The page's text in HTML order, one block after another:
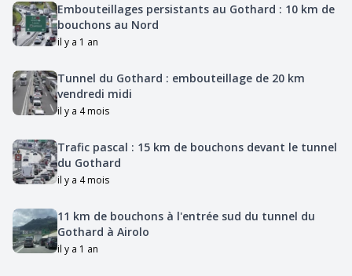
Embouteillages persistants au Gothard : 10 km de
bouchons au Nord
il y a 1 an
Tunnel du Gothard : embouteillage de 20 km
vendredi midi
il y a 4 mois
Trafic pascal : 15 km de bouchons devant le tunnel
du Gothard
il y a 4 mois
11 km de bouchons à l'entrée sud du tunnel du
Gothard à Airolo
il y a 1 an